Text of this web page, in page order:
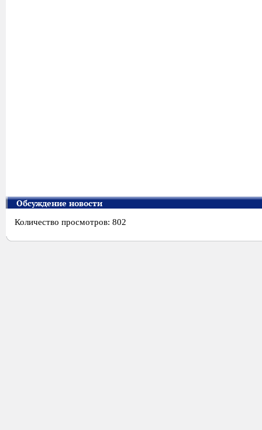
Обсуждение новости
Количество просмотров: 802